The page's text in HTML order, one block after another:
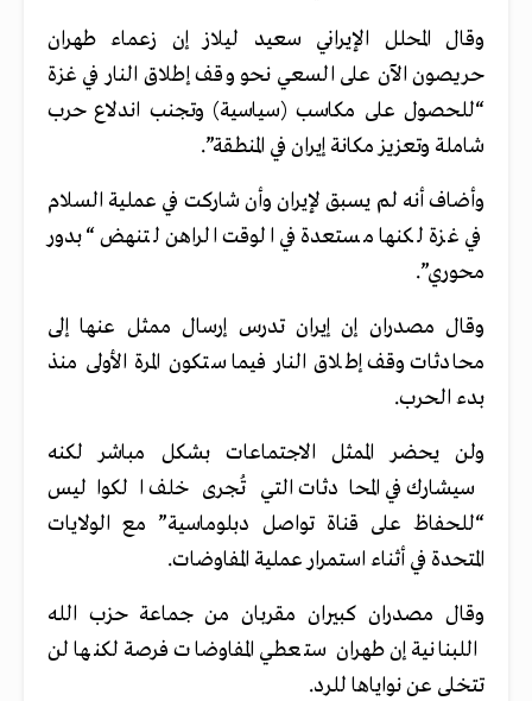
وقال المحلل الإيراني سعید لیلاز إن زعماء طهران
حريصون الآن على السعي نحو وقف إطلاق النار في غزة
“للحصول على مكاسب (سياسية) وتجنب اندلاع حرب
شاملة وتعزيز مكانة إيران في المنطقة”.
وأضاف أنه لم يسبق لإيران وأن شاركت في عملية السلام
في غزة لكنها مستعدة في الوقت الراهن لتنهض “بدور
محوري”.
وقال مصدران إن إيران تدرس إرسال ممثل عنها إلى
محادثات وقف إطلاق النار فيما ستكون المرة الأولى منذ
بدء الحرب.
ولن يحضر الممثل الاجتماعات بشكل مباشر لكنه
سيشارك في المحادثات التي تُجرى خلف الكواليس
“للحفاظ على قناة تواصل دبلوماسية” مع الولايات
المتحدة في أثناء استمرار عملية المفاوضات.
وقال مصدران كبيران مقربان من جماعة حزب الله
اللبنانية إن طهران ستعطي المفاوضات فرصة لكنها لن
تتخلى عن نواياها للرد.